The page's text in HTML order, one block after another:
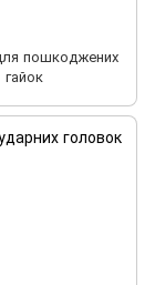
пошкоджених
гайок